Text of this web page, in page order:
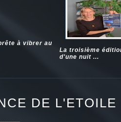
à vibrer au
La troisième
d'une nuit ...
DE